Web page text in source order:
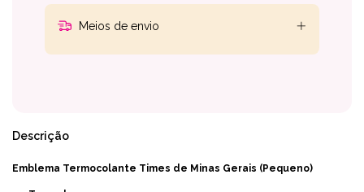
Meios de envio
Descrição
Emblema Termocolante Times de Minas Gerais (Pequeno)